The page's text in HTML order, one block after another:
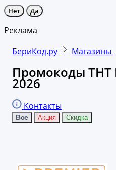
Нет Да
Реклама
БериКод.ру
Магазины
Промокоды ТНТ
2026
Контакты
Все Акция Скидка